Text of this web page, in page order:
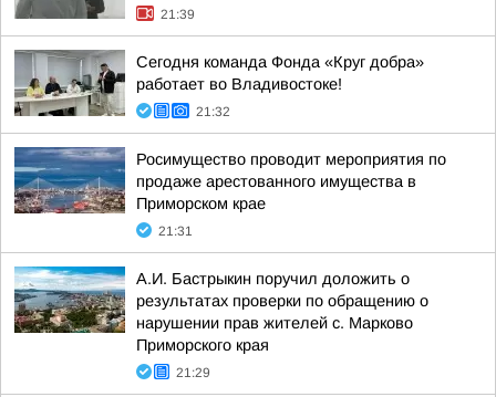
21:39
Сегодня команда Фонда «Круг добра»
работает во Владивостоке!
21:32
Росимущество проводит мероприятия по
продаже арестованного имущества в
Приморском крае
21:31
А.И. Бастрыкин поручил доложить о
результатах проверки по обращению о
нарушении прав жителей с. Марково
Приморского края
21:29